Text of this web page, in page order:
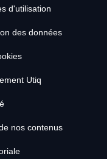
d'utilisation
des données
Utiq
nos contenus